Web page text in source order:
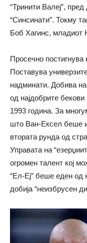
“Тринити Валеј”,
“Синсинати”. Токму
Боб Хaгинс, младиот
Просечно
Поставува
надминати. Добива
од најдобрите
1993 година. За
што Ван-Ексел беше
втората рунда од
Управата на
огромен талент кој
“Ел-Еј” беше еден од
добија “неизбрусен